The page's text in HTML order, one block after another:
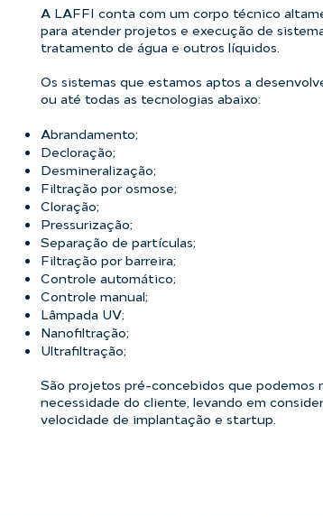
A LAFFI conta com um corpo técnico
para atender projetos e execução de
tratamento de água e outros líquidos.
Os sistemas que estamos aptos a
ou até todas as tecnologias abaixo:
Abrandamento;
Decloração;
Desmineralização;
Filtração por osmose;
Cloração;
Pressurização;
Separação de partículas;
Filtração por barreira;
Controle automático;
Controle manual;
Lâmpada UV;
Nanofiltração;
Ultrafiltração;
São projetos pré-concebidos que podemos
necessidade do cliente, levando em
velocidade de implantação e startup.